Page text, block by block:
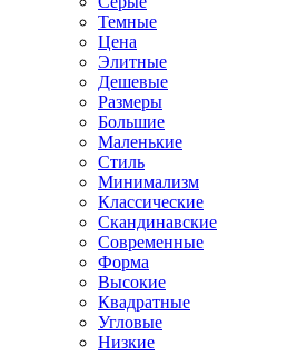
Темные
Цена
Элитные
Дешевые
Размеры
Большие
Маленькие
Стиль
Минимализм
Классические
Скандинавские
Современные
Форма
Высокие
Квадратные
Угловые
Низкие